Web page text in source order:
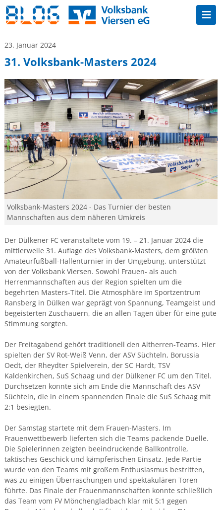
23. Januar 2024
31. Volksbank-Masters 2024
Volksbank-Masters 2024 - Das Turnier der besten
Mannschaften aus dem näheren Umkreis
Der Dülkener FC veranstaltete vom 19. – 21. Januar 2024 die
mittlerweile 31. Auflage des Volksbank-Masters, dem größten
Amateurfußball-Hallenturnier in der Umgebung, unterstützt
von der Volksbank Viersen. Sowohl Frauen- als auch
Herrenmannschaften aus der Region spielten um die
begehrten Masters-Titel. Die Atmosphäre im Sportzentrum
Ransberg in Dülken war geprägt von Spannung, Teamgeist und
begeisterten Zuschauern, die an allen Tagen über für eine gute
Stimmung sorgten.
Der Freitagabend gehört traditionell den Altherren-Teams. Hier
spielten der SV Rot-Weiß Venn, der ASV Süchteln, Borussia
Oedt, der Rheydter Spielverein, der SC Hardt, TSV
Kaldenkirchen, SuS Schaag und der Dülkener FC um den Titel.
Durchsetzen konnte sich am Ende die Mannschaft des ASV
Süchteln, die in einem spannenden Finale die SuS Schaag mit
2:1 besiegten.
Der Samstag startete mit dem Frauen-Masters. Im
Frauenwettbewerb lieferten sich die Teams packende Duelle.
Die Spielerinnen zeigten beeindruckende Ballkontrolle,
taktisches Geschick und kämpferischen Einsatz. Jede Partie
wurde von den Teams mit großem Enthusiasmus bestritten,
was zu einigen Überraschungen und spektakulären Toren
führte. Das Finale der Frauenmannschaften konnte schließlich
das Team vom FV Mönchengladbach klar mit 5:1 gegen